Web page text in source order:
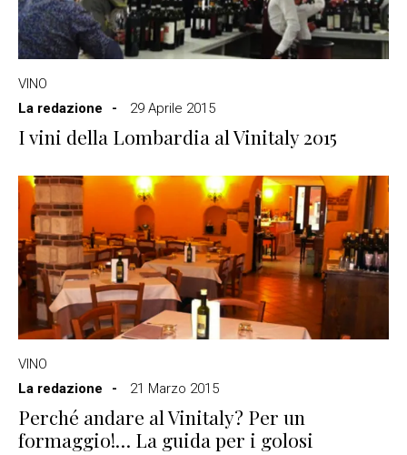
VINO
La redazione
29 Aprile 2015
I vini della Lombardia al Vinitaly 2015
VINO
La redazione
21 Marzo 2015
Perché andare al Vinitaly? Per un
formaggio!… La guida per i golosi